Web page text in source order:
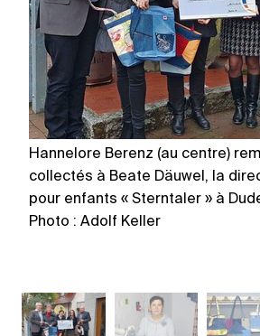
Hannelore Berenz (au centre)
collectés à Beate Däuwel, la
pour enfants « Sterntaler » à
Photo : Adolf Keller